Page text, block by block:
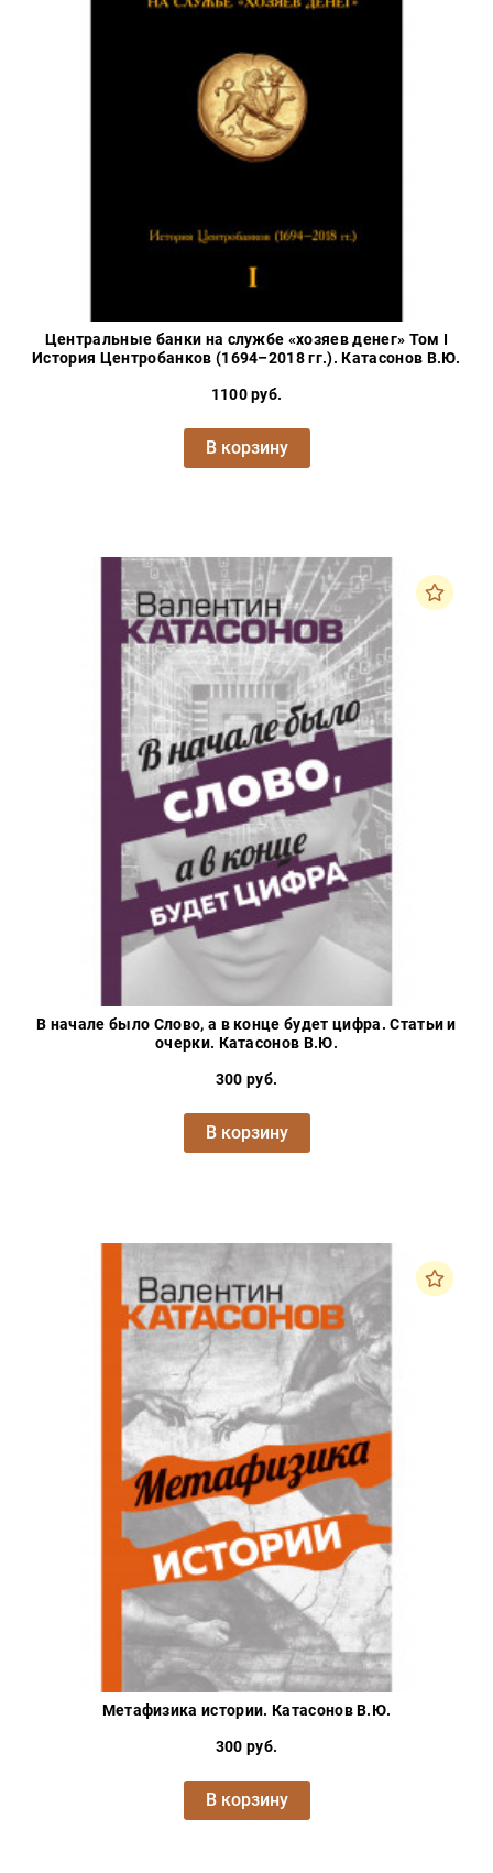
Центральные банки на службе «хозяев денег» Том I
История Центробанков (1694–2018 гг.). Катасонов В.Ю.
1100 руб.
В корзину
В начале было Слово, а в конце будет цифра. Статьи и
очерки. Катасонов В.Ю.
300 руб.
В корзину
Метафизика истории. Катасонов В.Ю.
300 руб.
В корзину